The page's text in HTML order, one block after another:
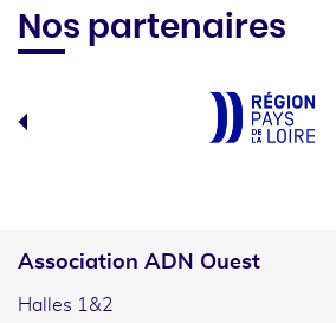
Nos partenaires
Association ADN Ouest
Halles 1&2